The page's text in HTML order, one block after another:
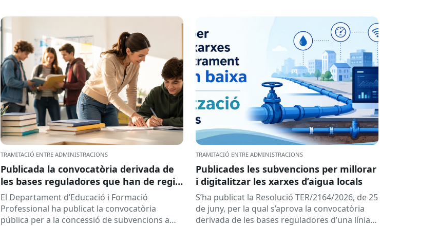
TRAMITACIÓ ENTRE ADMINISTRACIONS
Publicada la convocatòria derivada de
les bases reguladores que han de regir
la concessió de subvencions a centres
educatius, per al desenvolupament de
programes de formació i inserció,
El Departament d’Educació i Formació
Professional ha publicat la convocatòria
pública per a la concessió de subvencions a
TRAMITACIÓ ENTRE ADMINISTRACIONS
Publicades les subvencions per millorar
i digitalitzar les xarxes d’aigua locals
S’ha publicat la Resolució TER/2164/2026, de 25
de juny, per la qual s’aprova la convocatòria
derivada de les bases reguladores d’una línia